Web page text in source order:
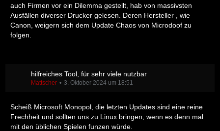
auch Firmen vor ein Dilemma gestellt, hab von massivsten
Ausfällen diverser Drucker gelesen. Deren Hersteller , wie
Canon, weigern sich dem Update Chaos von Microdoof zu
folgen.
hilfreiches Tool, für sehr viele nutzbar
Mattscher 3. Oktober 2024 um 18:51
Scheiß Microsoft Monopol, die letzten Updates sind eine reine
Frechheit und sollten uns zu Linux bringen, wenn es denn mal
mit den üblichen Spielen funzen würde.